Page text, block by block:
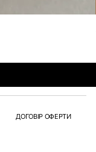
ДОГОВІР ОФЕРТИ